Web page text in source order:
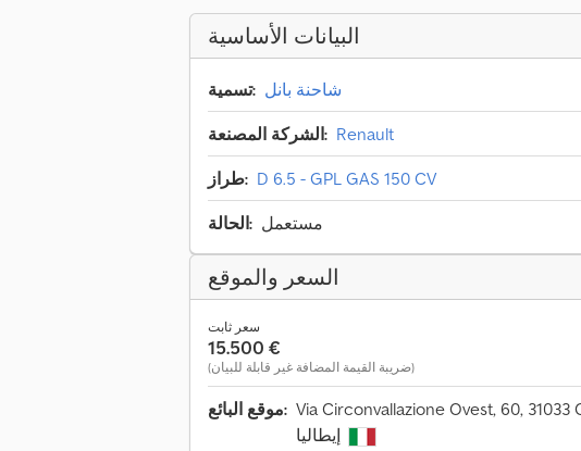
البيانات الأساسية
تسمية: شاحنة بانل
الشركة المصنعة: Renault
طراز: D 6.5 - GPL GAS 150 CV
الحالة: مستعمل
السعر والموقع
سعر ثابت
‏15.500 €
(ضريبة القيمة المضافة غير قابلة للبيان)
موقع البائع: Via Circonvallazione Ovest, 60, 31033